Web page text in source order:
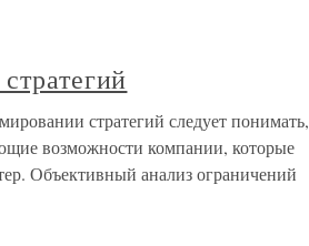
стратегий следует понимать,
возможности компании, которые
Объективный анализ ограничений